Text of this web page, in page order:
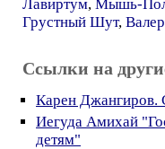
Лавиртум, Мышь-
Грустный Шут,
Ссылки на
Карен Джангиров.
Иегуда Амихай
детям"